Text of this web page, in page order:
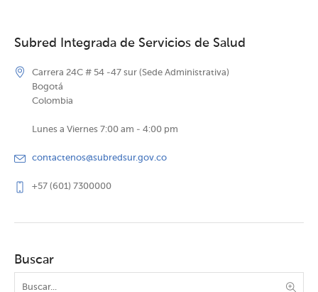
Subred Integrada de Servicios de Salud
Carrera 24C # 54 -47 sur (Sede Administrativa)
Bogotá
Colombia
Lunes a Viernes 7:00 am - 4:00 pm
contactenos@subredsur.gov.co
+57 (601) 7300000
Buscar